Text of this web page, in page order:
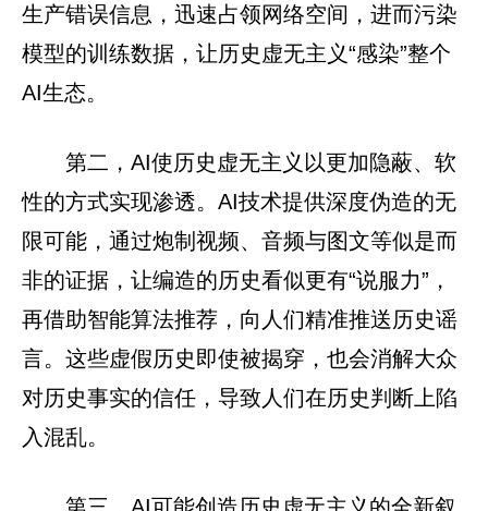
生产错误信息，迅速占领网络空间，进而污染
模型的训练数据，让历史虚无主义“感染”整个
AI生态。
第二，AI使历史虚无主义以更加隐蔽、软
性的方式实现渗透。AI技术提供深度伪造的无
限可能，通过炮制视频、音频与图文等似是而
非的证据，让编造的历史看似更有“说服力”，
再借助智能算法推荐，向人们精准推送历史谣
言。这些虚假历史即使被揭穿，也会消解大众
对历史事实的信任，导致人们在历史判断上陷
入混乱。
第三，AI可能创造历史虚无主义的全新叙